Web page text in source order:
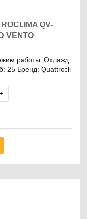
QV-
VENTO
работы: Охлажд
25 Бренд: Quattrocli